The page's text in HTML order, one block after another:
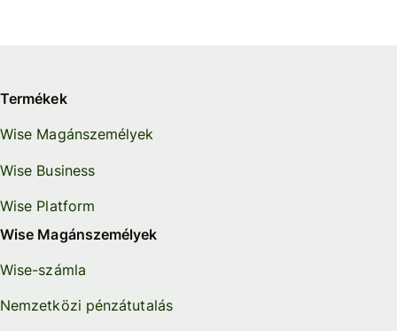
Termékek
Wise Magánszemélyek
Wise Business
Wise Platform
Wise Magánszemélyek
Wise-számla
Nemzetközi pénzátutalás